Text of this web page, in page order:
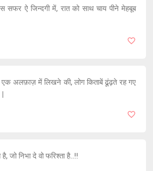
सफर ऐ जिन्दगी में, रात को साथ चाय पीने मेहबूब
एक अलफ़ाज़ में लिखने की, लोग किताबें ढूंढ़ते रह गए
|
है, जो निभा दे वो फरिश्ता है..!!